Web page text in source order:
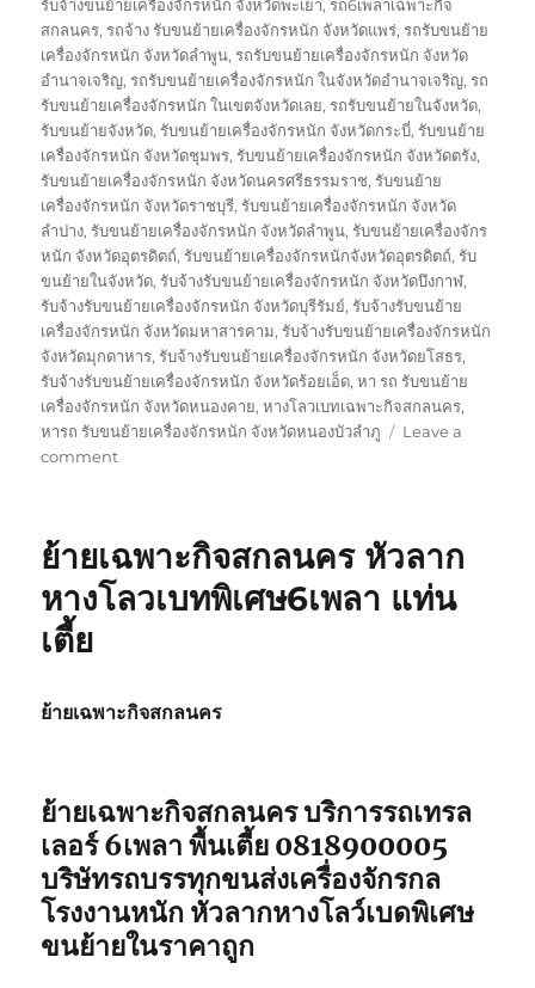
รับจ้างขนย้ายเครื่องจักรหนัก จังหวัดพะเยา,รถ6เพลาเฉพาะกิจ
สกลนคร,รถจ้าง รับขนย้ายเครื่องจักรหนัก จังหวัดแพร่,รถรับขนย้าย
เครื่องจักรหนัก จังหวัดลำพูน,รถรับขนย้ายเครื่องจักรหนัก จังหวัด
อำนาจเจริญ,รถรับขนย้ายเครื่องจักรหนัก ในจังหวัดอำนาจเจริญ,รถ
รับขนย้ายเครื่องจักรหนัก ในเขตจังหวัดเลย,รถรับขนย้ายในจังหวัด,
รับขนย้ายจังหวัด,รับขนย้ายเครื่องจักรหนัก จังหวัดกระบี่,รับขนย้าย
เครื่องจักรหนัก จังหวัดชุมพร,รับขนย้ายเครื่องจักรหนัก จังหวัดตรัง,
รับขนย้ายเครื่องจักรหนัก จังหวัดนครศรีธรรมราช,รับขนย้าย
เครื่องจักรหนัก จังหวัดราชบุรี,รับขนย้ายเครื่องจักรหนัก จังหวัด
ลำปาง,รับขนย้ายเครื่องจักรหนัก จังหวัดลำพูน,รับขนย้ายเครื่องจักร
หนัก จังหวัดอุตรดิตถ์,รับขนย้ายเครื่องจักรหนักจังหวัดอุตรดิตถ์,รับ
ขนย้ายในจังหวัด,รับจ้างรับขนย้ายเครื่องจักรหนัก จังหวัดบึงกาฬ,
รับจ้างรับขนย้ายเครื่องจักรหนัก จังหวัดบุรีรัมย์,รับจ้างรับขนย้าย
เครื่องจักรหนัก จังหวัดมหาสารคาม,รับจ้างรับขนย้ายเครื่องจักรหนัก
จังหวัดมุกดาหาร,รับจ้างรับขนย้ายเครื่องจักรหนัก จังหวัดยโสธร,
รับจ้างรับขนย้ายเครื่องจักรหนัก จังหวัดร้อยเอ็ด,หา รถ รับขนย้าย
เครื่องจักรหนัก จังหวัดหนองคาย,หางโลวเบทเฉพาะกิจสกลนคร,
หารถ รับขนย้ายเครื่องจักรหนัก จังหวัดหนองบัวลำภู
Leave a
commenton
0818900005
ลาก
แท่น
ย้ายเฉพาะกิจสกลนคร หัวลาก
หางโลวเบทพิเศษ6เพลา แท่น
เตี้ย
ย้ายเฉพาะกิจสกลนคร
ย้ายเฉพาะกิจสกลนครบริการรถเทรล
เลอร์ 6เพลา พื้นเตี้ย 0818900005
บริษัทรถบรรทุกขนส่งเครื่องจักรกล
โรงงานหนัก หัวลากหางโลว์เบดพิเศษ
ขนย้ายในราคาถูก